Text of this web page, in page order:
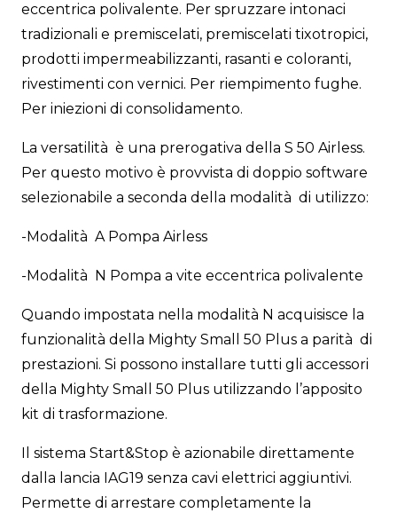
eccentrica polivalente. Per spruzzare intonaci
tradizionali e premiscelati, premiscelati tixotropici,
prodotti impermeabilizzanti, rasanti e coloranti,
rivestimenti con vernici. Per riempimento fughe.
Per iniezioni di consolidamento.
La versatilità è una prerogativa della S 50 Airless.
Per questo motivo è provvista di doppio software
selezionabile a seconda della modalità di utilizzo:
-Modalità A Pompa Airless
-Modalità N Pompa a vite eccentrica polivalente
Quando impostata nella modalità N acquisisce la
funzionalità della Mighty Small 50 Plus a parità di
prestazioni. Si possono installare tutti gli accessori
della Mighty Small 50 Plus utilizzando l’apposito
kit di trasformazione.
Il sistema Start&Stop è azionabile direttamente
dalla lancia IAG19 senza cavi elettrici aggiuntivi.
Permette di arrestare completamente la